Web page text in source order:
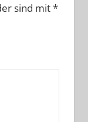
sind mit*